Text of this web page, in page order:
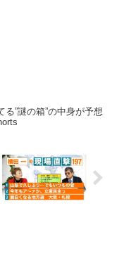
る”謎の箱”の中身が予想